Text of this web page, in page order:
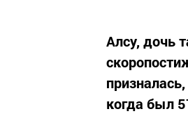
Алсу, дочь
когда был